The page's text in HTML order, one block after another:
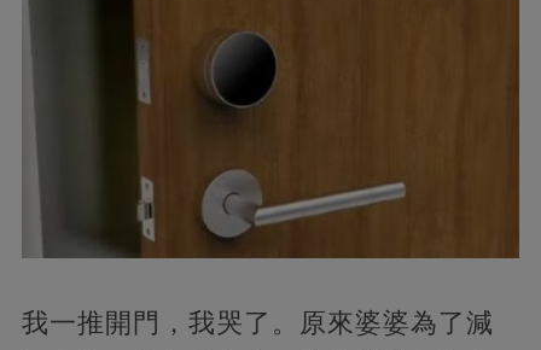
我一推開門，我哭了。原來婆婆為了減